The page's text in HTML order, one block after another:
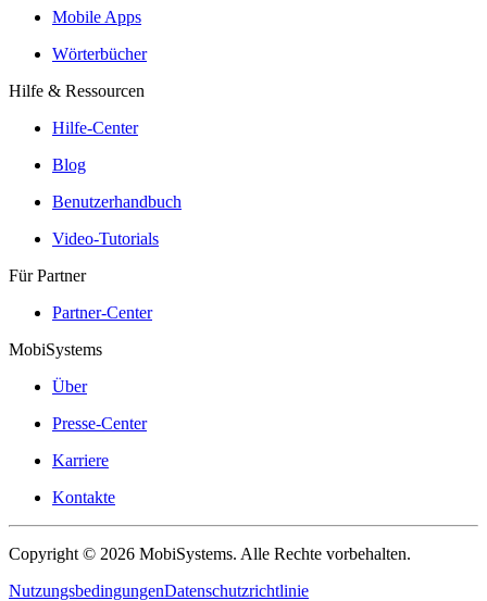
Mobile Apps
Wörterbücher
Hilfe & Ressourcen
Hilfe-Center
Blog
Benutzerhandbuch
Video-Tutorials
Für Partner
Partner-Center
MobiSystems
Über
Presse-Center
Karriere
Kontakte
Copyright © 2026 MobiSystems. Alle Rechte vorbehalten.
NutzungsbedingungenDatenschutzrichtlinie